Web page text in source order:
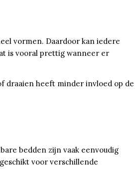
vormen. Daardoor kan iedere
is vooral prettig wanneer er
draaien heeft minder invloed op de
bedden zijn vaak eenvoudig
voor verschillende